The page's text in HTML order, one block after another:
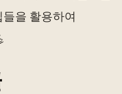
을 활용하여